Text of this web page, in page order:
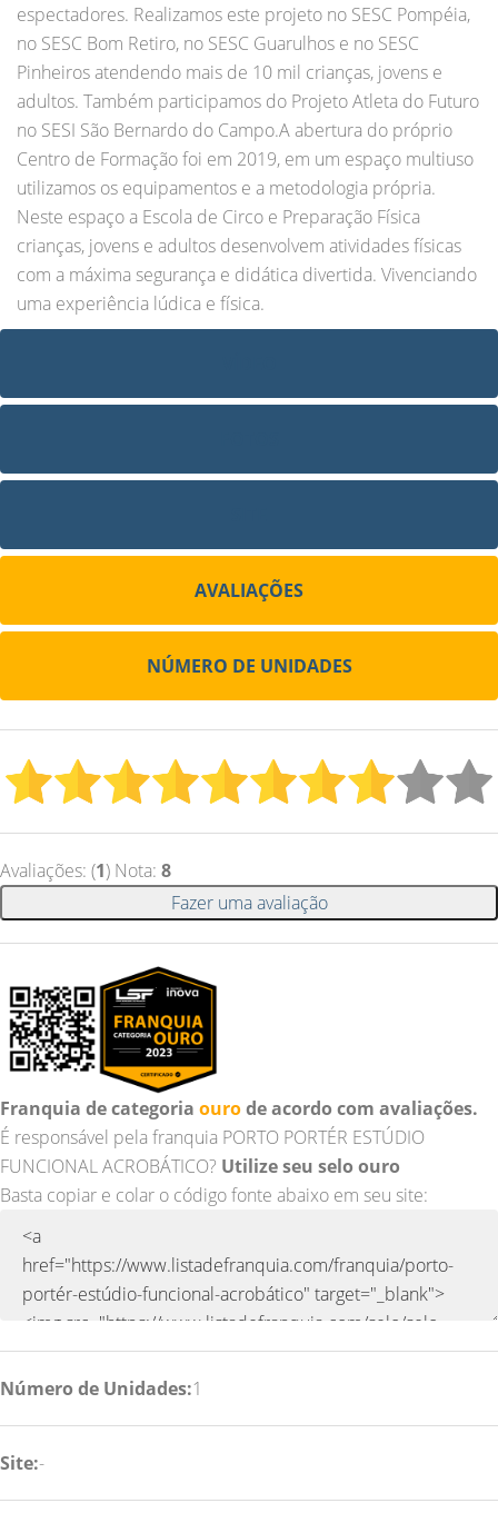
espectadores. Realizamos este projeto no SESC Pompéia,
no SESC Bom Retiro, no SESC Guarulhos e no SESC
Pinheiros atendendo mais de 10 mil crianças, jovens e
adultos. Também participamos do Projeto Atleta do Futuro
no SESI São Bernardo do Campo.A abertura do próprio
Centro de Formação foi em 2019, em um espaço multiuso
utilizamos os equipamentos e a metodologia própria.
Neste espaço a Escola de Circo e Preparação Física
crianças, jovens e adultos desenvolvem atividades físicas
com a máxima segurança e didática divertida. Vivenciando
uma experiência lúdica e física.
AVALIAÇÕES
NÚMERO DE UNIDADES
Avaliações: (1) Nota: 8
Fazer uma avaliação
Franquia de categoria ourode acordo com avaliações.
É responsável pela franquia PORTO PORTÉR ESTÚDIO
FUNCIONAL ACROBÁTICO? Utilize seu selo ouro
Basta copiar e colar o código fonte abaixo em seu site:
Número de Unidades:1
Site:-